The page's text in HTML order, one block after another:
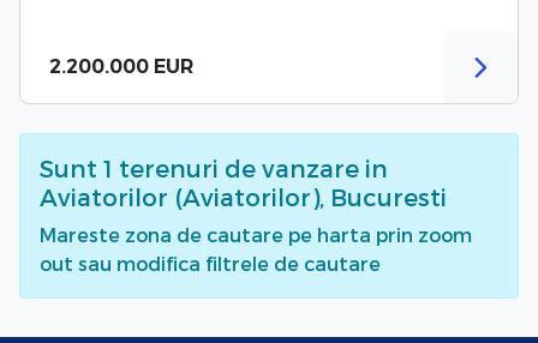
2.200.000 EUR
Sunt 1 terenuri de vanzare in
Aviatorilor (Aviatorilor), Bucuresti
Mareste zona de cautare pe harta prin zoom
out sau modifica filtrele de cautare